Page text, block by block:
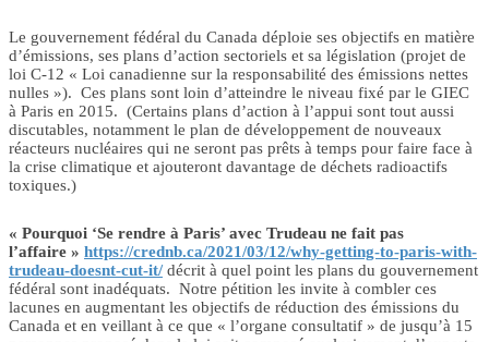
Le gouvernement fédéral du Canada déploie ses objectifs en matière
d’émissions, ses plans d’action sectoriels et sa législation (projet de
loi C-12 « Loi canadienne sur la responsabilité des émissions nettes
nulles »). Ces plans sont loin d’atteindre le niveau fixé par le GIEC
à Paris en 2015. (Certains plans d’action à l’appui sont tout aussi
discutables, notamment le plan de développement de nouveaux
réacteurs nucléaires qui ne seront pas prêts à temps pour faire face à
la crise climatique et ajouteront davantage de déchets radioactifs
toxiques.)
« Pourquoi ‘Se rendre à Paris’ avec Trudeau ne fait pas
l’affaire » https://crednb.ca/2021/03/12/why-getting-to-paris-with-
trudeau-doesnt-cut-it/ décrit à quel point les plans du gouvernement
fédéral sont inadéquats. Notre pétition les invite à combler ces
lacunes en augmentant les objectifs de réduction des émissions du
Canada et en veillant à ce que « l’organe consultatif » de jusqu’à 15